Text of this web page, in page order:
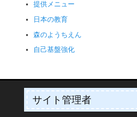
提供メニュー
日本の教育
森のようちえん
自己基盤強化
サイト管理者